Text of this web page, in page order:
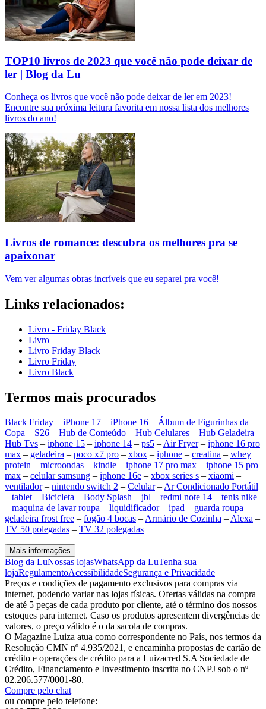
TOP10 livros de 2023 que você não pode deixar de
ler | Blog da Lu
Conheça os livros que você não pode deixar de ler em 2023!
Encontre sua próxima leitura favorita em nossa lista dos melhores
livros do ano!
Livros de romance: descubra os melhores pra se
apaixonar
Vem ver algumas obras incríveis que eu separei pra você!
Links relacionados:
Livro - Friday Black
Livro
Livro Friday Black
Livro Friday
Livro Black
Termos mais procurados
Black Friday – iPhone 17 – iPhone 16 – Álbum de Figurinhas da
Copa – S26 – Hub de Conteúdo – Hub Celulares – Hub Geladeira –
Hub Tvs – iphone 15 – iphone 14 – ps5 –Air Fryer– iphone 16 pro
max – geladeira – poco x7 pro – xbox – iphone – creatina – whey
protein – microondas – kindle – iphone 17 pro max – iphone 15 pro
max – celular samsung – iphone 16e – xbox series s – xiaomi –
ventilador– nintendo switch 2 – Celular–Ar Condicionado Portátil
– tablet– Bicicleta – Body Splash – jbl – redmi note 14 – tenis nike
– maquina de lavar roupa – liquidificador– ipad – guarda roupa –
geladeira frost free – fogão 4 bocas –Armário de Cozinha –Alexa –
TV 50 polegadas – TV 32 polegadas
Mais informações
Blog da LuNossas lojasWhatsApp da LuTenha sua
lojaRegulamentoAcessibilidadeSegurança e Privacidade
Preços e condições de pagamento exclusivos para compras via
internet, podendo variar nas lojas físicas. Ofertas válidas na compra
de até 5 peças de cada produto por cliente, até o término dos nossos
estoques para internet. Caso os produtos apresentem divergências de
valores, o preço válido é o da sacola de compras.
O Magazine Luiza atua como correspondente no País, nos termos da
Resolução CMN nº 4.935/2021, e encaminha propostas de cartão de
crédito e operações de crédito para a Luizacred S.A Sociedade de
Crédito, Financiamento e Investimento inscrita no CNPJ sob o nº
02.206.577/0001-80.
Compre pelo chat
ou compre pelo telefone: